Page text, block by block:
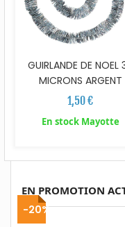
GUIRLANDE DE NOEL
MICRONS ARGENT
1,50 €
En stock Mayotte
EN PROMOTION
-20%